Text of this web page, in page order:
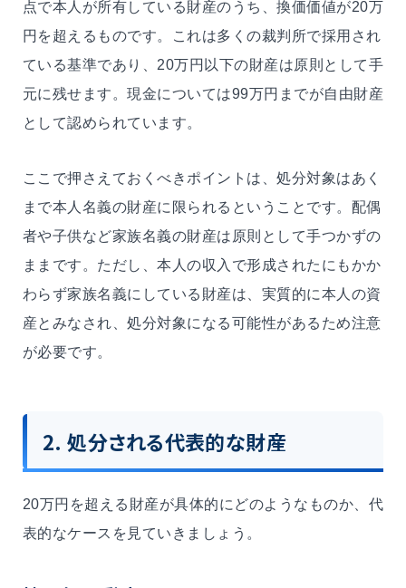
点で本人が所有している財産のうち、換価価値が20万
円を超えるものです。これは多くの裁判所で採用され
ている基準であり、20万円以下の財産は原則として手
元に残せます。現金については99万円までが自由財産
として認められています。
ここで押さえておくべきポイントは、処分対象はあく
まで本人名義の財産に限られるということです。配偶
者や子供など家族名義の財産は原則として手つかずの
ままです。ただし、本人の収入で形成されたにもかか
わらず家族名義にしている財産は、実質的に本人の資
産とみなされ、処分対象になる可能性があるため注意
が必要です。
2. 処分される代表的な財産
20万円を超える財産が具体的にどのようなものか、代
表的なケースを見ていきましょう。